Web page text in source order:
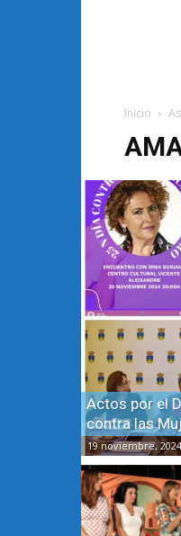
Inicio
Actos por el
contra las
19 noviembre, 2024